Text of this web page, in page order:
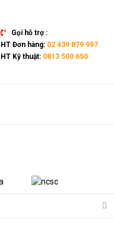
Gọi hỗ trợ :
HT Đơn hàng: 02 439 879 997
HT Kỹ thuật: 0813 500 650